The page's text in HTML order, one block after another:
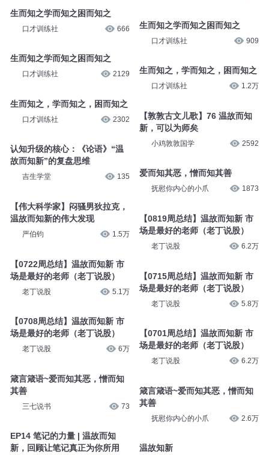
生而知之学而知之困而知之
口才训练社 666
生而知之学而知之困而知之
口才训练社 2129
生而知之，学而知之，困而知之
口才训练社 2302
认知升级的核心：《论语》“温
故而知新”的复盘思维
吉生学堂 135
【伟大科学家】闷骚男狄拉克，
温故而知新的伟大发现
严伯钧 1.5万
【0722周总结】温故而知新 市
场是最好的老师（老丁说股）
老丁说股 5.1万
【0708周总结】温故而知新 市
场是最好的老师（老丁说股）
老丁说股 6万
箴言箴语~爱而知其恶，憎而知
其善
三七说书 73
EP14 笔记的力量 | 温故而知
新，回顾让笔记真正为你所用
生而知之学而知之困而知之
口才训练社 909
生而知之，学而知之，困而知之
口才训练社 1.2万
【敦敦古文儿歌】76 温故而知
新，可以为师矣
小鸡敦敦国学 2592
爱而知其恶，憎而知其善
抚慰你内心的小爪 1873
【0819周总结】温故而知新 市
场是最好的老师（老丁说股）
老丁说股 6.2万
【0715周总结】温故而知新 市
场是最好的老师（老丁说股）
老丁说股 5.8万
【0701周总结】温故而知新 市
场是最好的老师（老丁说股）
老丁说股 6.2万
箴言箴语~爱而知其恶，憎而知
其善
抚慰你内心的小爪 2.6万
温故知新